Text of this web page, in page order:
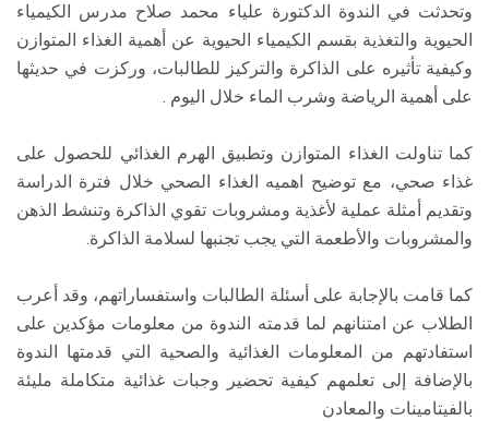
وتحدثت في الندوة الدكتورة علياء محمد صلاح مدرس الكيمياء
الحيوية والتغذية بقسم الكيمياء الحيوية عن أهمية الغذاء المتوازن
وكيفية تأثيره على الذاكرة والتركيز للطالبات، وركزت في حديثها
على أهمية الرياضة وشرب الماء خلال اليوم .
كما تناولت الغذاء المتوازن وتطبيق الهرم الغذائي للحصول على
غذاء صحي، مع توضيح اهميه الغذاء الصحي خلال فترة الدراسة
وتقديم أمثلة عملية لأغذية ومشروبات تقوي الذاكرة وتنشط الذهن
والمشروبات والأطعمة التي يجب تجنبها لسلامة الذاكرة.
كما قامت بالإجابة على أسئلة الطالبات واستفساراتهم، وقد أعرب
الطلاب عن امتنانهم لما قدمته الندوة من معلومات مؤكدين على
استفادتهم من المعلومات الغذائية والصحية التي قدمتها الندوة
بالإضافة إلى تعلمهم كيفية تحضير وجبات غذائية متكاملة مليئة
بالفيتامينات والمعادن